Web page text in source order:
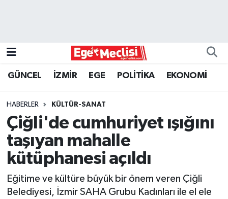
GÜNCEL İZMİR EGE POLİTİKA EKONOMİ
HABERLER KÜLTÜR-SANAT
Çiğli'de cumhuriyet ışığını
taşıyan mahalle
kütüphanesi açıldı
Eğitime ve kültüre büyük bir önem veren Çiğli
Belediyesi, İzmir SAHA Grubu Kadınları ile el ele
GÜNCEL
İZMİR
ÖZEL HABER
POLİTİKA
Programlar